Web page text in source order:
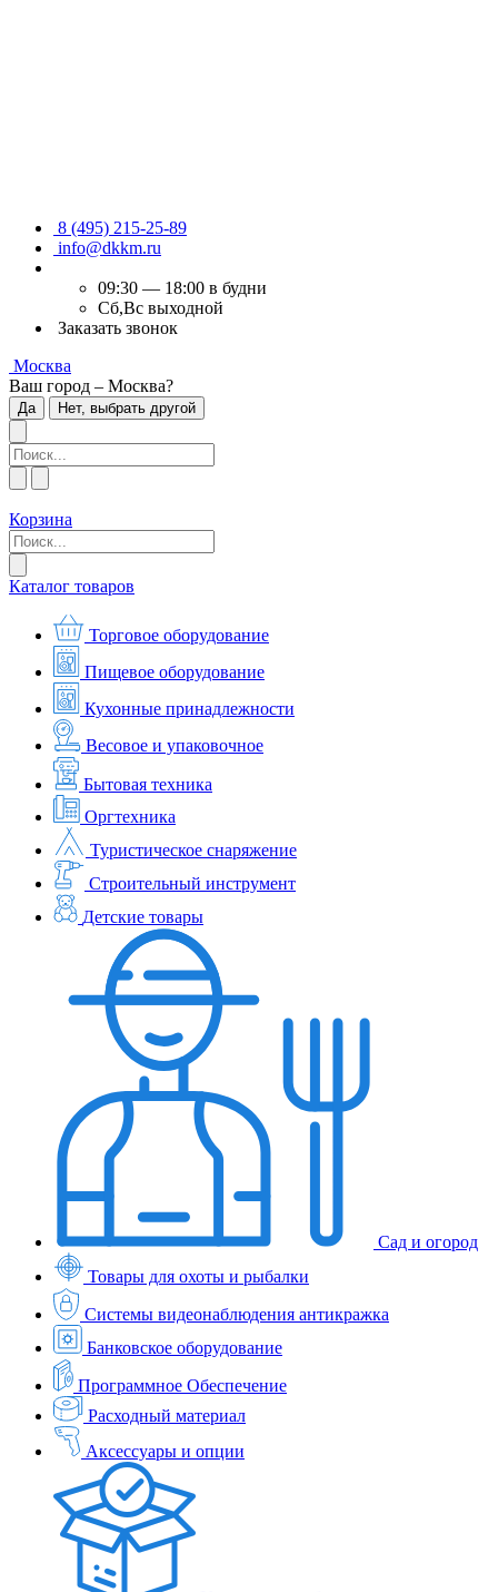
8 (495) 215-25-89
info@dkkm.ru
09:30 — 18:00 в будни
Сб,Вс выходной
Заказать звонок
Москва
Ваш город – Москва?
Да Нет, выбрать другой
Корзина
Каталог товаров
Торговое оборудование
Пищевое оборудование
Кухонные принадлежности
Весовое и упаковочное
Бытовая техника
Оргтехника
Туристическое снаряжение
Строительный инструмент
Детские товары
Сад и огород
Товары для охоты и рыбалки
Системы видеонаблюдения антикражка
Банковское оборудование
Программное Обеспечение
Расходный материал
Аксессуары и опции